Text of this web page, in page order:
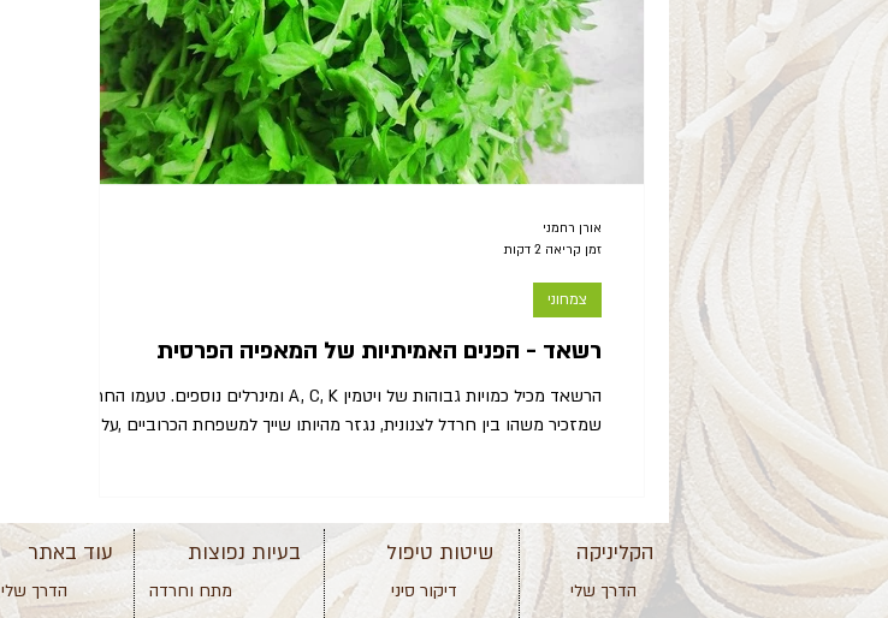
רשאד - הפנים האמיתיות של המאפיה הפרסית
הרשאד מכיל כמויות גבוהות של ויטמין A, C, K ומינרלים נוספים. טעמו החריף,
שמזכיר משהו בין חרדל לצנונית, נגזר מהיותו שייך למשפחת הכרוביים ,על א
צמחוני
אורן רחמני
זמן קריאה 2 דקות
עוד באתר
הדרך שלי
מתח וחרדה
בעיות נפוצות שיטות טיפול
דיקור סיני
הקליניקה
הדרך שלי